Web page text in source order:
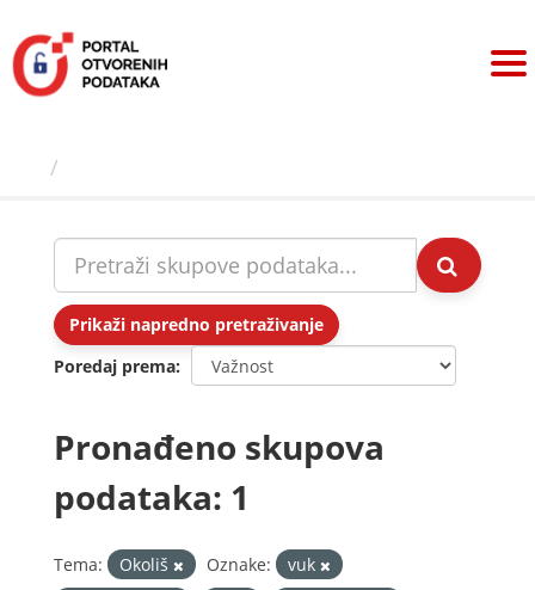
sadržaj
Prikaži napredno pretraživanje
Poredaj prema
Pronađeno skupova
podataka: 1
Tema: Okoliš Oznake:
vuk